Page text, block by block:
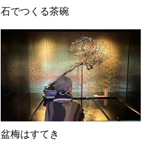
石でつくる茶碗
盆梅はすてき